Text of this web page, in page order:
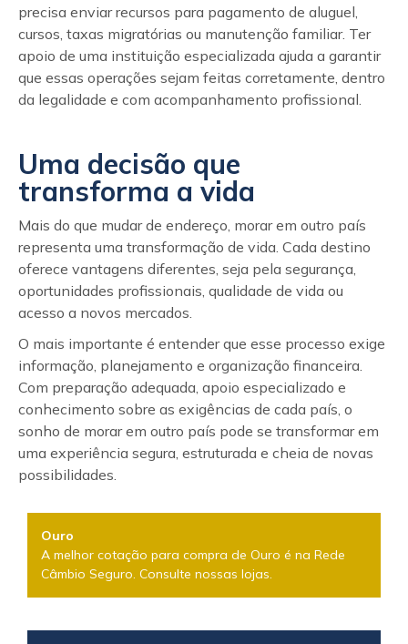
precisa enviar recursos para pagamento de aluguel,
cursos, taxas migratórias ou manutenção familiar. Ter
apoio de uma instituição especializada ajuda a garantir
que essas operações sejam feitas corretamente, dentro
da legalidade e com acompanhamento profissional.
Uma decisão que
transforma a vida
Mais do que mudar de endereço, morar em outro país
representa uma transformação de vida. Cada destino
oferece vantagens diferentes, seja pela segurança,
oportunidades profissionais, qualidade de vida ou
acesso a novos mercados.
O mais importante é entender que esse processo exige
informação, planejamento e organização financeira.
Com preparação adequada, apoio especializado e
conhecimento sobre as exigências de cada país, o
sonho de morar em outro país pode se transformar em
uma experiência segura, estruturada e cheia de novas
possibilidades.
Ouro
A melhor cotação para compra de Ouro é na Rede
Câmbio Seguro. Consulte nossas lojas.